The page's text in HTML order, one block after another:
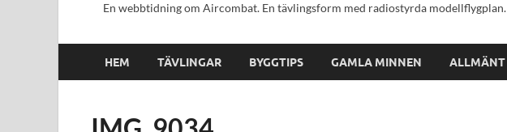
En webbtidning om Aircombat. En tävlingsform med radiostyrda modellflygplan.
HEM TÄVLINGAR BYGGTIPS GAMLA MINNEN ALLMÄNT